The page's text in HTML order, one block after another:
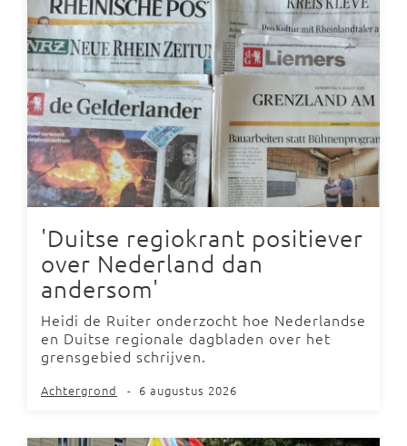
'Duitse regiokrant positiever
over Nederland dan
andersom'
Heidi de Ruiter onderzocht hoe Nederlandse
en Duitse regionale dagbladen over het
grensgebied schrijven.
Achtergrond - 6 augustus 2026